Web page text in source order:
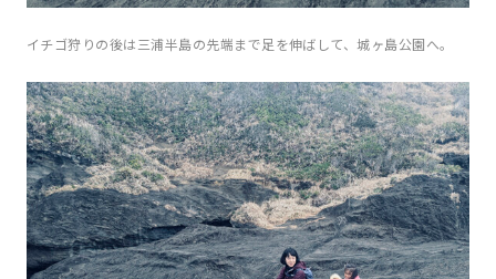
イチゴ狩りの後は三浦半島の先端まで足を伸ばして、城ヶ島公園へ。